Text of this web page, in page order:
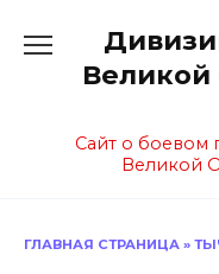
содержаниюВеликой
Сайт о боевом
Великой
ГЛАВНАЯ СТРАНИЦА »